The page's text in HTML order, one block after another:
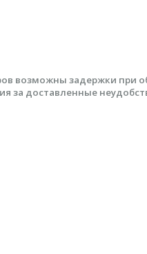
возможны задержки при
за доставленные